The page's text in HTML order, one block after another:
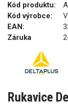
Kód produktu:
Kód výrobce:
EAN:
Záruka
Rukavice